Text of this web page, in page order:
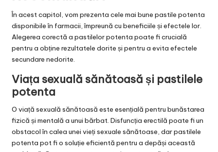
În acest capitol, vom prezenta cele mai bune pastile potenta
disponibile în farmacii, împreună cu beneficiile și efectele lor.
Alegerea corectă a pastilelor potenta poate fi crucială
pentru a obține rezultatele dorite și pentru a evita efectele
secundare nedorite.
Viața sexuală sănătoasă și pastilele
potenta
O viață sexuală sănătoasă este esențială pentru bunăstarea
fizică și mentală a unui bărbat. Disfuncția erectilă poate fi un
obstacol în calea unei vieți sexuale sănătoase, dar pastilele
potenta pot fi o soluție eficientă pentru a depăși această